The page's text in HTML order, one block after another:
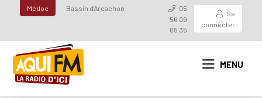
Médoc Bassin d'Arcachon
05
56 09
05 35
Se
connecter
MENU